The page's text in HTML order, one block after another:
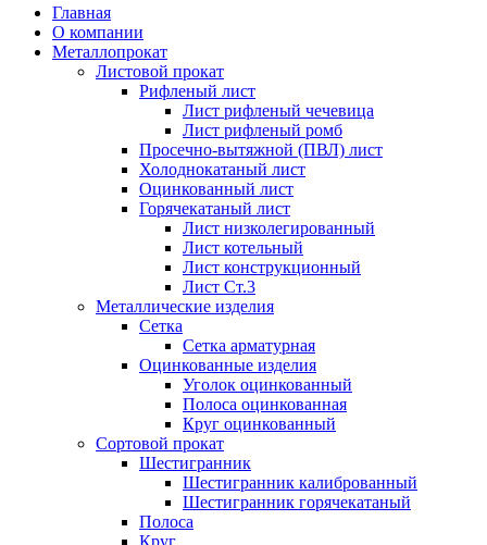
Главная
О компании
Металлопрокат
Листовой прокат
Рифленый лист
Лист рифленый чечевица
Лист рифленый ромб
Просечно-вытяжной (ПВЛ) лист
Холоднокатаный лист
Оцинкованный лист
Горячекатаный лист
Лист низколегированный
Лист котельный
Лист конструкционный
Лист Ст.3
Металлические изделия
Сетка
Сетка арматурная
Оцинкованные изделия
Уголок оцинкованный
Полоса оцинкованная
Круг оцинкованный
Сортовой прокат
Шестигранник
Шестигранник калиброванный
Шестигранник горячекатаный
Полоса
Круг